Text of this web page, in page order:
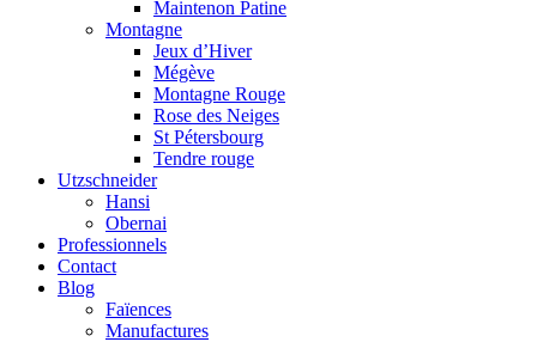
Maintenon Patine
Montagne
Jeux d’Hiver
Mégève
Montagne Rouge
Rose des Neiges
St Pétersbourg
Tendre rouge
Utzschneider
Hansi
Obernai
Professionnels
Contact
Blog
Faïences
Manufactures